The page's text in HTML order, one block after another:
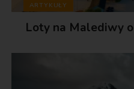
ARTYKUŁY
Loty na Malediwy